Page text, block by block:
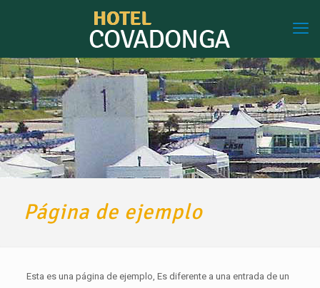
Página de ejemplo
Esta es una página de ejemplo, Es diferente a una entrada de un